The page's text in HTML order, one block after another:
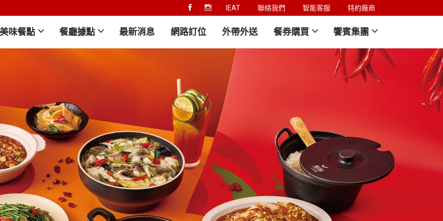
IEAT 聯絡我們 智能客服 特約廠商
美味餐點 餐廳據點 最新消息 網路訂位 外帶外送 餐券購買 饗賓集團